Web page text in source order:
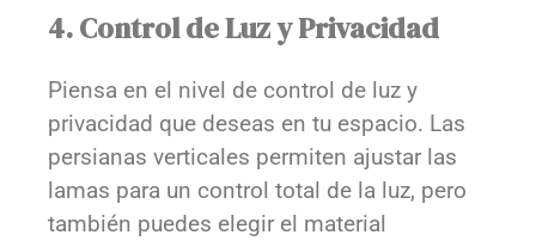
4. Control de Luz y Privacidad
Piensa en el nivel de control de luz y
privacidad que deseas en tu espacio. Las
persianas verticales permiten ajustar las
lamas para un control total de la luz, pero
también puedes elegir el material